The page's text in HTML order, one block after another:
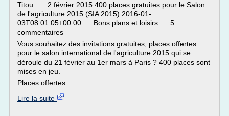
Titou 2 février 2015 400 places gratuites pour le Salon
de l'agriculture 2015 (SIA 2015) 2016-01-
03T08:01:05+00:00 Bons plans et loisirs 5
commentaires
Vous souhaitez des invitations gratuites, places offertes
pour le salon international de l'agriculture 2015 qui se
déroule du 21 février au 1er mars à Paris ? 400 places sont
mises en jeu.
Places offertes...
Lire la suite